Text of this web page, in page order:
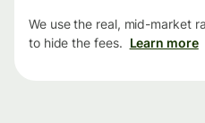
We use the real, mid-market
to hide the fees. Learn more